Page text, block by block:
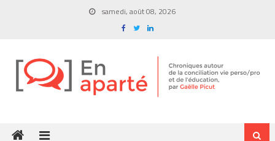
samedi, août 08, 2026